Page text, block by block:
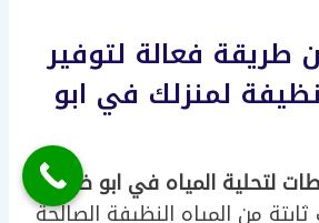
فعالة لتوفير
لمنزلك في ابو
لتحلية المياه في ابو ظبي
من المياه النظيفة الصالحة